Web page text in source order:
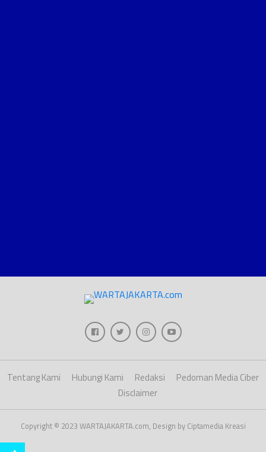
Tentang Kami Hubungi Kami Redaksi
Pedoman Media Ciber
Disclaimer
Copyright © 2023 WARTAJAKARTA.com, Design by Ciptamedia Kreasi